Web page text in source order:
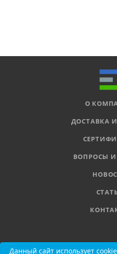
О
ДОСТАВКА
ВОПРОСЫ
8 800
Данный сайт использует
Данный сайт использует